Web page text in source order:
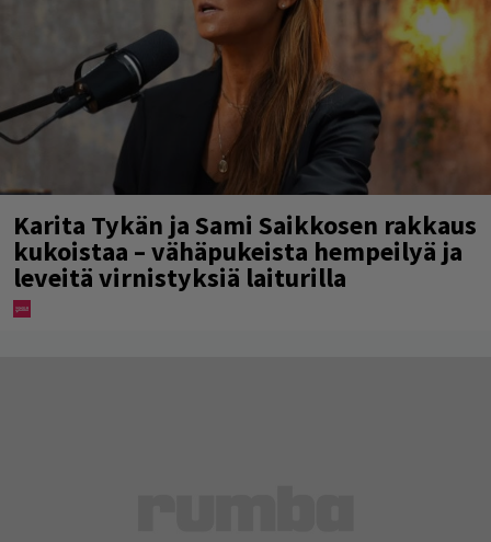
Karita Tykän ja Sami Saikkosen rakkaus
kukoistaa – vähäpukeista hempeilyä ja
leveitä virnistyksiä laiturilla